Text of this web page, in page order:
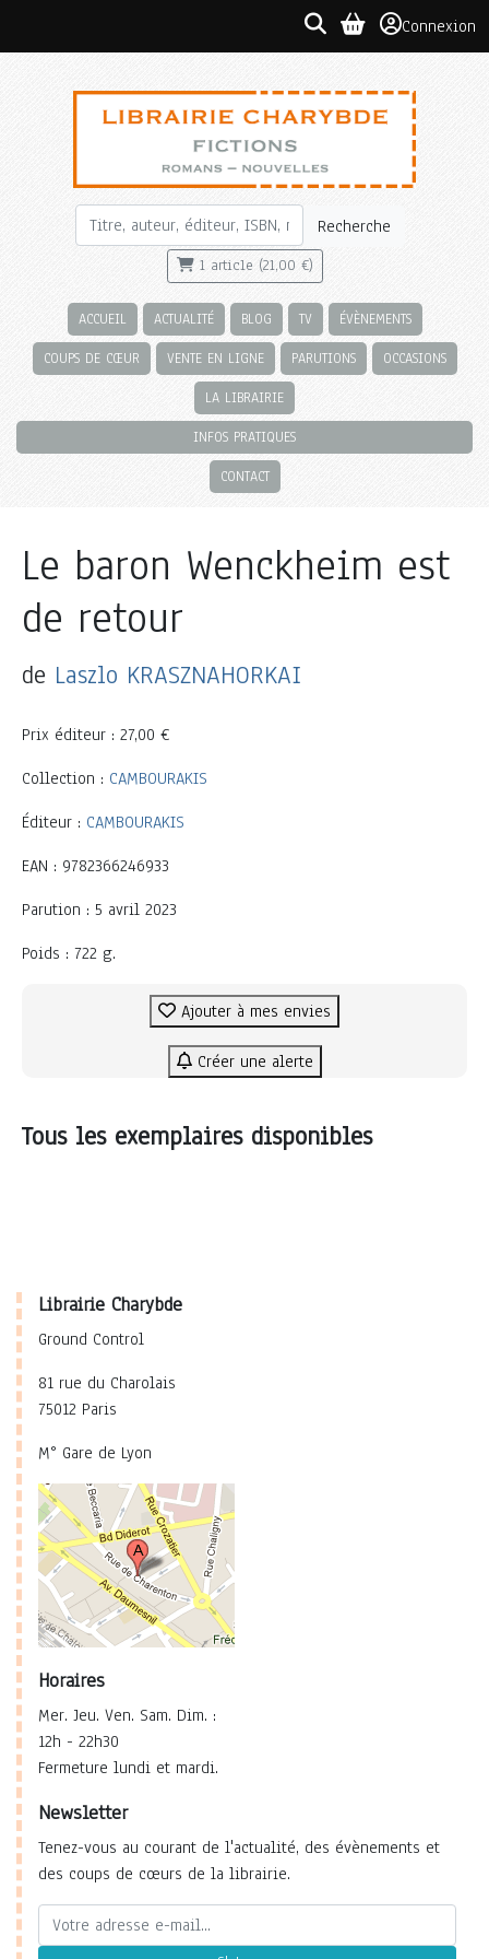
Connexion
Recherche
1 article (21,00 €)
ACCUEIL ACTUALITÉ BLOG TV ÉVÈNEMENTS
COUPS DE CŒUR VENTE EN LIGNE PARUTIONS OCCASIONS
LA LIBRAIRIE
INFOS PRATIQUES
CONTACT
Le baron Wenckheim est
de retour
de Laszlo KRASZNAHORKAI
Prix éditeur : 27,00 €
Collection : CAMBOURAKIS
Éditeur : CAMBOURAKIS
EAN : 9782366246933
Parution : 5 avril 2023
Poids : 722 g.
Ajouter à mes envies
Créer une alerte
Tous les exemplaires disponibles
Librairie Charybde
Ground Control
81 rue du Charolais
75012 Paris
M° Gare de Lyon
Horaires
Mer. Jeu. Ven. Sam. Dim. :
12h - 22h30
Fermeture lundi et mardi.
Newsletter
Tenez-vous au courant de l'actualité, des évènements et
des coups de cœurs de la librairie.